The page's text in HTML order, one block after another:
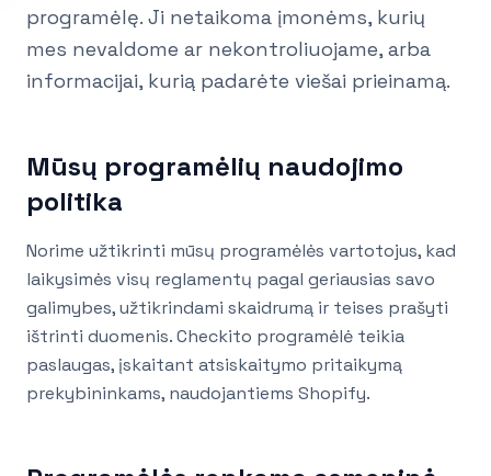
programėlę. Ji netaikoma įmonėms, kurių
mes nevaldome ar nekontroliuojame, arba
informacijai, kurią padarėte viešai prieinamą.
Mūsų programėlių naudojimo
politika
Norime užtikrinti mūsų programėlės vartotojus, kad
laikysimės visų reglamentų pagal geriausias savo
galimybes, užtikrindami skaidrumą ir teises prašyti
ištrinti duomenis. Checkito programėlė teikia
paslaugas, įskaitant atsiskaitymo pritaikymą
prekybininkams, naudojantiems Shopify.